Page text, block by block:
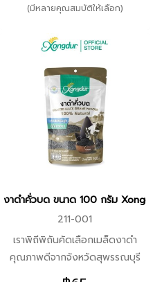
หรือชอบทานรสจืด ไม่มี
(มีหลายคุณสมบัติให้เลือก)
ซองเดอร์
งาดำคั่วบด ขนาด 100 กรัม
211-001
เราพิถีพิถันคัดเลือกเมล็ดงาดำ
คุณภาพดีจากจังหวัดสุพรรณบุรี
และกาญจนบุรี โดยรับซื้อจาก